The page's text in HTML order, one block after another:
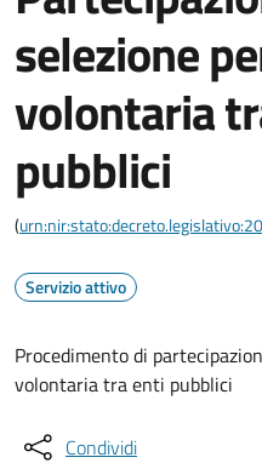
selezione
volontaria
pubblici
(
Servizio attivo
Procedimento di
volontaria tra enti pubblici
Condividi